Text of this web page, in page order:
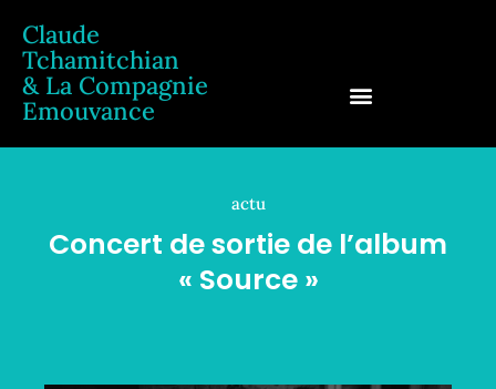
Claude
Tchamitchian
& La Compagnie
Emouvance
actu
Concert de sortie de l’album
« Source »